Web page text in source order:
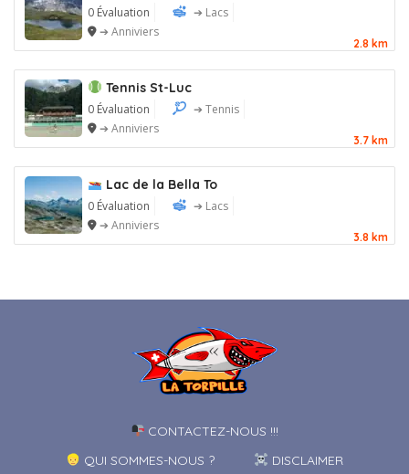
0 Évaluation
➔ Lacs
➔ Anniviers
2.8 km
Tennis St-Luc
0 Évaluation
➔ Tennis
➔ Anniviers
3.7 km
Lac de la Bella To
0 Évaluation
➔ Lacs
➔ Anniviers
3.8 km
CONTACTEZ-NOUS !!!
QUI SOMMES-NOUS ?
DISCLAIMER